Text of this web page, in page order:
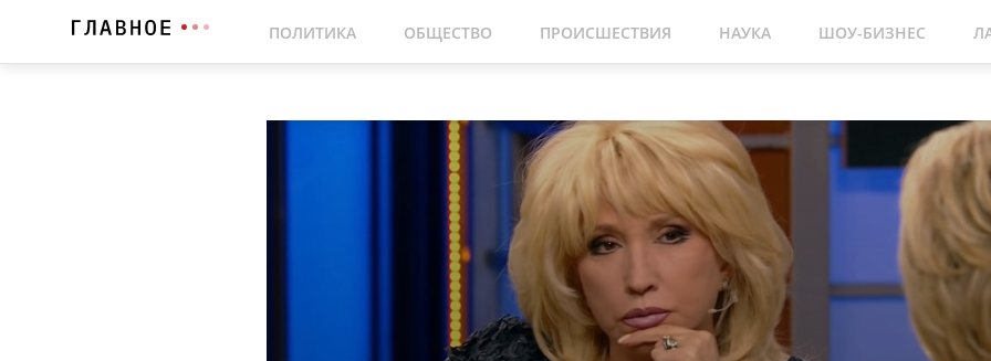
ПОЛИТИКА ОБЩЕСТВО ПРОИСШЕСТВИЯ НАУКА ШОУ-БИЗНЕС